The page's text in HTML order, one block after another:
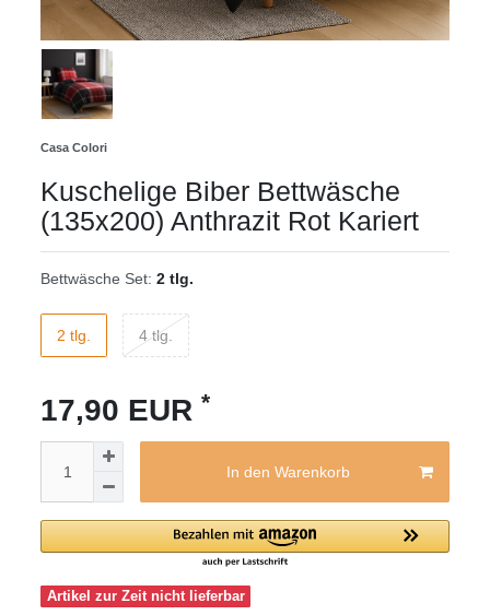
Casa Colori
Kuschelige Biber Bettwäsche
(135x200) Anthrazit Rot Kariert
Bettwäsche Set: 2 tlg.
2 tlg. 4 tlg.
17,90 EUR*
In den Warenkorb
Artikel zur Zeit nicht lieferbar